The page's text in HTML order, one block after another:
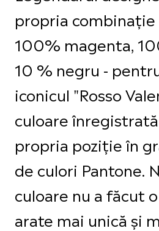
propria
100% magenta,
10 % negru -
iconicul "Rosso
culoare
propria poziție în
de culori Pantone.
culoare nu a făcut
arate mai unică și